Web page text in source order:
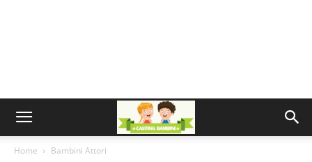
Home Bambini Attori